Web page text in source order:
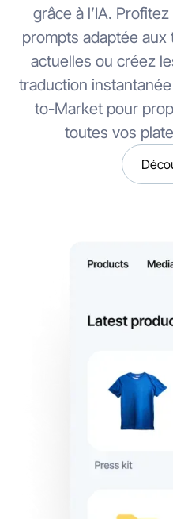
grâce à l’IA.
prompts adaptée
actuelles ou créez
traduction
to-Market pour
toutes vos